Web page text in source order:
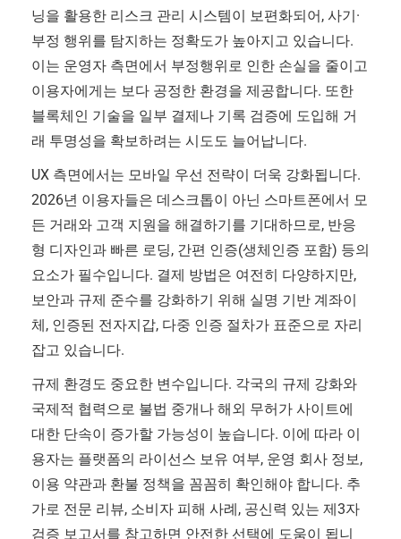
닝을 활용한 리스크 관리 시스템이 보편화되어, 사기·
부정 행위를 탐지하는 정확도가 높아지고 있습니다.
이는 운영자 측면에서 부정행위로 인한 손실을 줄이고
이용자에게는 보다 공정한 환경을 제공합니다. 또한
블록체인 기술을 일부 결제나 기록 검증에 도입해 거
래 투명성을 확보하려는 시도도 늘어납니다.
UX 측면에서는 모바일 우선 전략이 더욱 강화됩니다.
2026년 이용자들은 데스크톱이 아닌 스마트폰에서 모
든 거래와 고객 지원을 해결하기를 기대하므로, 반응
형 디자인과 빠른 로딩, 간편 인증(생체인증 포함) 등의
요소가 필수입니다. 결제 방법은 여전히 다양하지만,
보안과 규제 준수를 강화하기 위해 실명 기반 계좌이
체, 인증된 전자지갑, 다중 인증 절차가 표준으로 자리
잡고 있습니다.
규제 환경도 중요한 변수입니다. 각국의 규제 강화와
국제적 협력으로 불법 중개나 해외 무허가 사이트에
대한 단속이 증가할 가능성이 높습니다. 이에 따라 이
용자는 플랫폼의 라이선스 보유 여부, 운영 회사 정보,
이용 약관과 환불 정책을 꼼꼼히 확인해야 합니다. 추
가로 전문 리뷰, 소비자 피해 사례, 공신력 있는 제3자
검증 보고서를 참고하면 안전한 선택에 도움이 됩니